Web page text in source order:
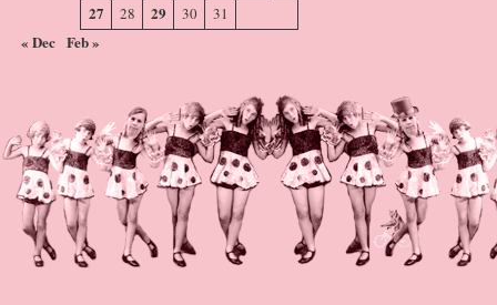
27 28 29 30 31
« Dec Feb »